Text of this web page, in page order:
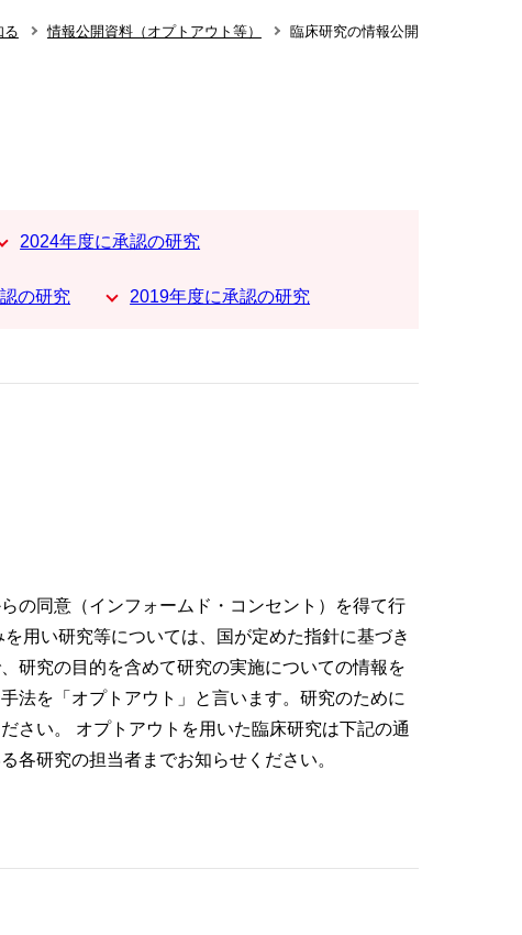
呼吸器外科･呼吸器内科
消化器内科
学療法レジメン
る 情報公開資料（オプトアウト等） 臨床研究の情報公開
2024年度に承認の研究
の研究 2019年度に承認の研究
の同意（インフォームド・コンセント）を得て行
用い研究等については、国が定めた指針に基づき
研究の目的を含めて研究の実施についての情報を
法を「オプトアウト」と言います。研究のために
さい。 オプトアウトを用いた臨床研究は下記の通
各研究の担当者までお知らせください。